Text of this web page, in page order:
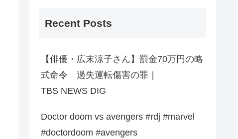
Recent Posts
【俳優・広末涼子さん】罰金70万円の略
式命令 過失運転傷害の罪｜
TBS NEWS DIG
Doctor doom vs avengers #rdj #marvel
#doctordoom #avengers